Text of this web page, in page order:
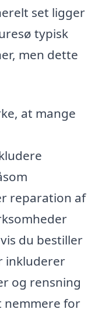
set ligger
typisk
men dette
at mange
reparation af
du bestiller
inkluderer
og rensning
nemmere for